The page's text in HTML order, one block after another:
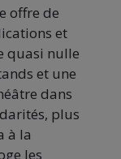
offre de
et
quasi nulle
et une
dans
plus
à la
les